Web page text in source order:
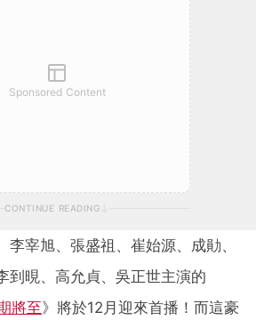
Sponsored Content
CONTINUE READING
李宰旭、張盛祖、崔始源、成勛、
到晛、高允貞、吳正世主演的
將至》將於12月迎來首播！而這豪